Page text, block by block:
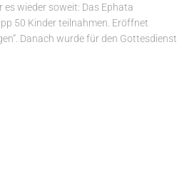
wieder soweit: Das Ephata
50 Kinder teilnahmen. Eröffnet
Danach wurde für den Gottesdienst